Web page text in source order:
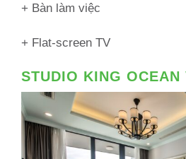
+ Bàn làm việc
+ Flat-screen TV
STUDIO KING OCEAN